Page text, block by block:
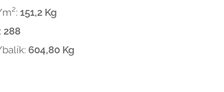
151,2 Kg
288
604,80 Kg